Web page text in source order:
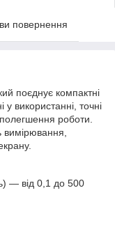
повернення
поєднує компактні
у використанні, точні
роботи.
— від 0,1 до 500